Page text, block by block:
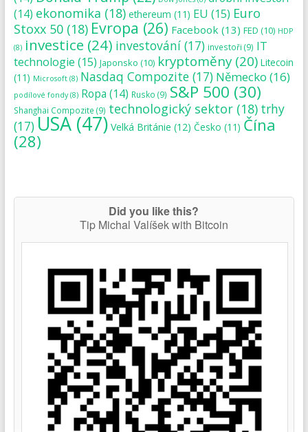
(14) ekonomika (18) ethereum (11) EU (15) Euro
Stoxx 50(18) Evropa (26) Facebook (13) FED (10) HDP
(8) investice (24) investování(17) investoři (9) IT
technologie (15) Japonsko (10) kryptoměny(20) Litecoin
(11) Microsoft(8) Nasdaq Compozite(17) Německo (16)
podílové fondy(8) Ropa (14) Rusko (9) S&P 500 (30)
Shanghai Compozite (9) technologický sektor(18) trhy
(17)USA(47) Velká Británie (12) Česko (11) Čína
(28)
Did you like this?
Tip Michal Valíšek with Bitcoin